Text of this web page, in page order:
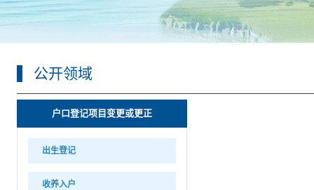
公开领域
户口登记项目变更或更正
出生登记
收养入户